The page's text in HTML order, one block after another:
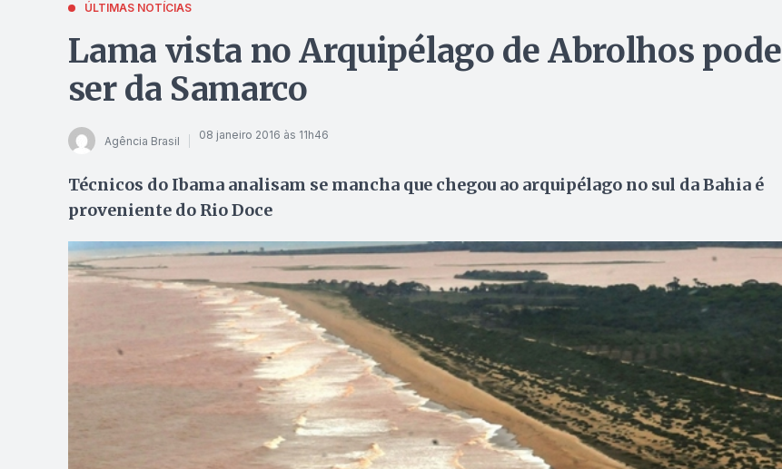
ÚLTIMAS NOTÍCIAS
Lama vista no Arquipélago de Abrolhos pode
ser da Samarco
Agência Brasil 08 janeiro 2016 às 11h46
Técnicos do Ibama analisam se mancha que chegou ao arquipélago no sul da Bahia é
proveniente do Rio Doce